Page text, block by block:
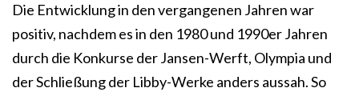
Die Entwicklung in den vergangenen Jahren war
positiv, nachdem es in den 1980 und 1990er Jahren
durch die Konkurse der Jansen-Werft, Olympia und
der Schließung der Libby-Werke anders aussah. So